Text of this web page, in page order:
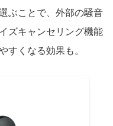
ぶことで、外部の騒音
ズキャンセリング機能
すくなる効果も。